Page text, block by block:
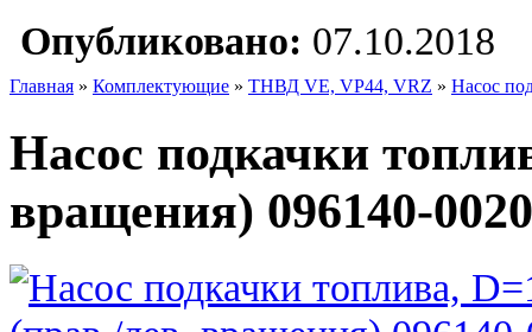
Опубликовано: 07.10.2018
Главная » Комплектующие » ТНВД VE, VP44, VRZ » Насос
Насос подкачки
вращения) 096140-